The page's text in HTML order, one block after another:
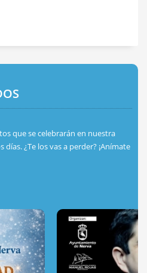
que se celebrarán en nuestra
¿Te los vas a perder? ¡Anímate